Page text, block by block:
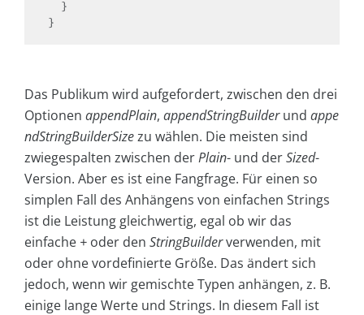
}
Das Publikum wird aufgefordert, zwischen den drei
Optionen appendPlain, appendStringBuilderund appe
ndStringBuilderSizezu wählen. Die meisten sind
zwiegespalten zwischen derPlain- und derSized-
Version. Aber es ist eine Fangfrage. Für einen so
simplen Fall des Anhängens von einfachen Strings
ist die Leistung gleichwertig, egal ob wir das
einfache + oder den StringBuilderverwenden, mit
oder ohne vordefinierte Größe. Das ändert sich
jedoch, wenn wir gemischte Typen anhängen, z. B.
einige lange Werte und Strings. In diesem Fall ist